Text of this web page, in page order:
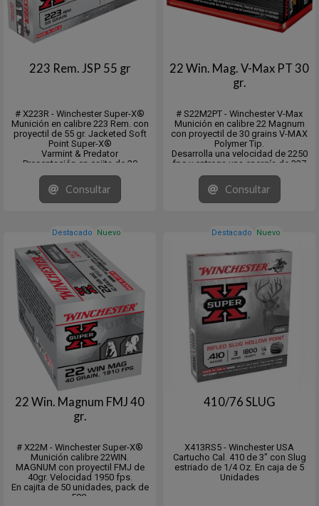
223 Rem. JSP 55 gr
# X223R - Winchester Super-X®
Munición en calibre 223 Rem. con
proyectil de 55 gr. Jacketed Soft
Point Super-X®
Varmint & Predator
Presentación en cajita de 20
Unidades. Master de 200.
Consultar
22 Win. Mag. V-Max PT 30
gr.
# S22M2PT - Winchester V-Max
Munición en calibre 22 Magnum
con proyectil de 30 grains V-MAX
Polymer Tip.
Desarrolla una velocidad de 2250
fps y entrega una energía de 337
lbs.
Presentacion en cajita de 50
unidades y Master Pack de 1.000.
Venta minima 10 x 50.
Consultar
Destacado Nuevo
22 Win. Magnum FMJ 40
gr.
# X22M - Winchester Super-X®
Munición calibre 22WIN.
MAGNUM con proyectil FMJ de
40gr. Velocidad 1950 fps.
En cajita de 50 unidades, pack de
500.
Destacado Nuevo
410/76 SLUG
X413RS5 - Winchester USA
Cartucho Cal. 410 de 3" con Slug
estriado de 1/4 Oz. En caja de 5
Unidades